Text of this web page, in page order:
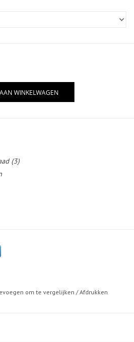
WINKELWAGEN
(3)
om te vergelijken /Afdrukken